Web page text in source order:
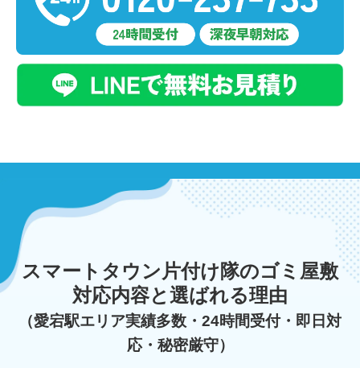
スマートタウン片付け隊のゴミ屋敷
対応内容と選ばれる理由
（愛宕駅エリア実績多数・24時間受付・即日対
応・秘密厳守）